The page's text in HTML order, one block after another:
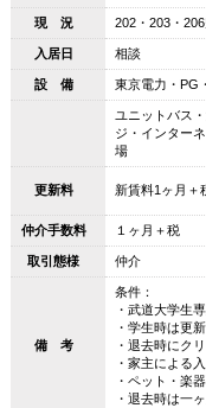
現 況 202・203・
入居日 相談
設 備 東京電力・PG
ユニットバス
ジ・インター
場
更新料 新賃料1ヶ月＋
仲介手数料 １ヶ月＋税
取引態様 仲介
備 考
条件：
・武道大学生
・学生時は更
・退去時にク
・家主による
・ペット・楽
・退去時は一